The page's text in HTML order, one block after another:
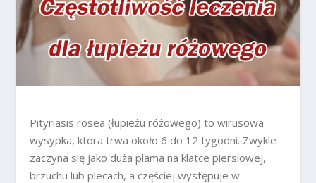
Pityriasis rosea (łupieżu różowego) to wirusowa
wysypka, która trwa około 6 do 12 tygodni. Zwykle
zaczyna się jako duża plama na klatce piersiowej,
brzuchu lub plecach, a częściej występuje w